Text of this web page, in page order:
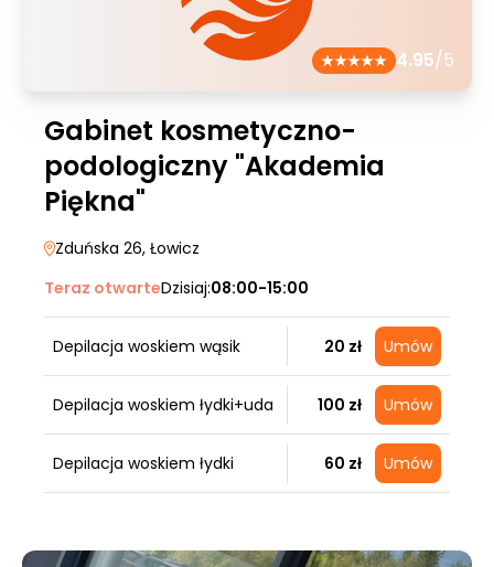
4.95/5
Gabinet kosmetyczno-
podologiczny "Akademia
Piękna"
Zduńska 26, Łowicz
Teraz otwarteDzisiaj:08:00-15:00
Depilacja woskiem wąsik 20 zł Umów
Depilacja woskiem łydki+uda 100 zł Umów
Depilacja woskiem łydki 60 zł Umów